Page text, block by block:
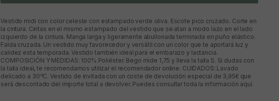
Vestido midi con color celeste con estampado verde oliva. Escote pico cruzado. Corte en
la cintura. Cintas en el mismo estampado del vestido que se atan a modo lazo en el lado
izquierdo de la cintura. Manga larga y ligeramente abullonada terminada en puño elástico.
Falda cruzada. Un vestido muy favorecedor y versátil con un color que te aportará luz y
calidez esta temporada. Vestido también ideal para el embarazo y lactancia.
COMPOSICIÓN Y MEDIDAS: 100% Poliéster. Bego mide 1,75 y lleva la talla S. Si dudas con
la talla ideal, te recomendamos utilizar el recomendador online. CUIDADOS: Lavado
delicado a 30ºC. Vestido de invitada con un coste de devolución especial de 3,95€ que
será descontado del importe total a devolver. Puedes consultar toda la información aquí.